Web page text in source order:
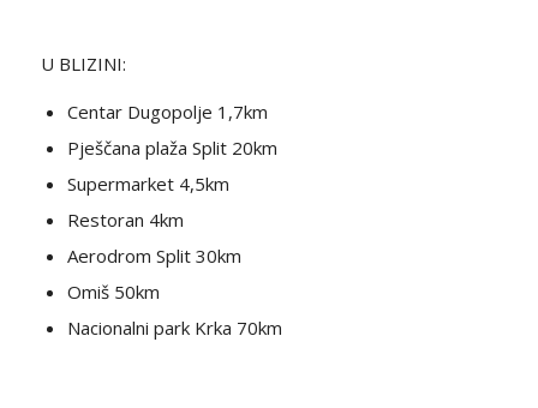
U BLIZINI:
Centar Dugopolje 1,7km
Pješčana plaža Split 20km
Supermarket 4,5km
Restoran 4km
Aerodrom Split 30km
Omiš 50km
Nacionalni park Krka 70km